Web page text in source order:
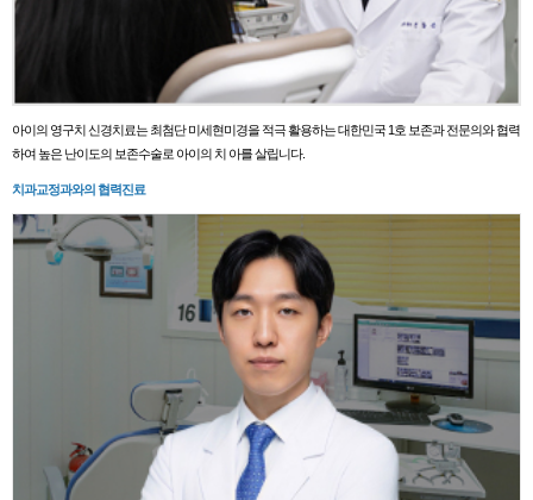
아이의 영구치 신경치료는 최첨단 미세현미경을 적극 활용하는 대한민국 1호 보존과 전문의와 협력
하여 높은 난이도의 보존수술로 아이의 치 아를 살립니다.
치과교정과와의 협력진료